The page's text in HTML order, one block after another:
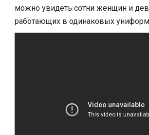
можно увидеть сотни женщин и
работающих в одинаковых